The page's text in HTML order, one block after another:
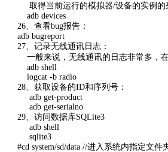
取得当前运行的模拟器/设备的实例的
adb devices
26、查看bug报告：
adb bugreport
27、记录无线通讯日志：
一般来说，无线通讯的日志非常多，
adb shell
logcat -b radio
28、获取设备的ID和序列号：
adb get-product
adb get-serialno
29、访问数据库SQLite3
adb shell
sqlite3
#cd system/sd/data //进入系统内指定文件